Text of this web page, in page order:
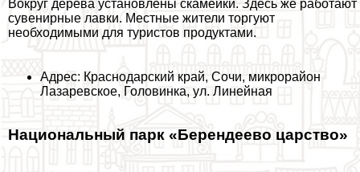
Вокруг дерева установлены скамейки. Здесь же работают
сувенирные лавки. Местные жители торгуют
необходимыми для туристов продуктами.
Адрес: Краснодарский край, Сочи, микрорайон
Лазаревское, Головинка, ул. Линейная
Национальный парк «Берендеево царство»